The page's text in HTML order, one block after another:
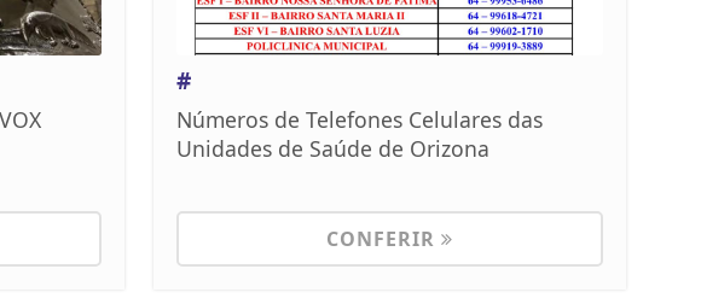
#
Números de Telefones Celulares das
Unidades de Saúde de Orizona
CONFERIR